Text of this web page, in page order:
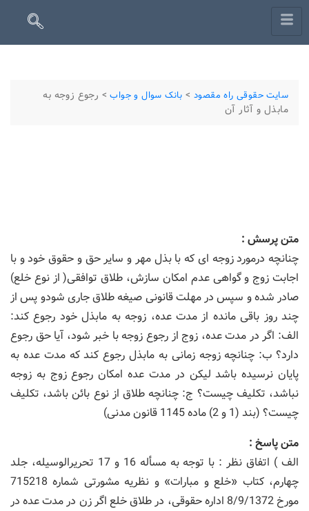
سایت حقوقی راه مقصود > بانک سوال و جواب> رجوع زوجه به
مابذل و آثار آن
متن پرسش :
چنانچه درمورد زوجه ای که با بذل مهر و سایر حق و حقوق خود و با
اجابت زوج و گواهی عدم امکان سازش، طلاق توافقی( از نوع خلع)
صادر شده و سپس در مهلت قانونی صیغه طلاق جاری شودو پس از
چند روز باقی مانده از مدت عده، زوجه به مابذل خود رجوع کند:
الف: اگر در مدت عده، زوج از رجوع زوجه با خبر شود، آیا حق رجوع
دارد؟ ب: چنانچه زوجه زمانی به مابذل رجوع کند که مدت عده به
پایان نرسیده باشد لیکن در مدت عده امکان رجوع زوج به زوجه
نباشد، تکلیف چیست؟ ج: چنانچه طلاق از نوع بائن باشد، تکلیف
چیست؟ (بند (1 و 2) ماده 1145 قانون مدنی)
متن پاسخ :
الف ) اتفاق نظر : با توجه به مسأله 16 و 17 تحریرالوسیله، جلد
چهارم، کتاب «خلع و مبارات» و نظریه مشورتی شماره 715218
مورخ 8/9/1372 اداره حقوقی، در طلاق خلع اگر زن در مدت عده در